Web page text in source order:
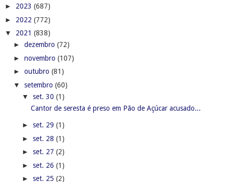
► 2023 (687)
► 2022 (772)
▼ 2021 (838)
► dezembro (72)
► novembro (107)
► outubro (81)
▼ setembro (60)
▼ set. 30 (1)
Cantor de seresta é preso em Pão de Açúcar acusado...
► set. 29 (1)
► set. 28 (1)
► set. 27 (2)
► set. 26 (1)
► set. 25 (2)